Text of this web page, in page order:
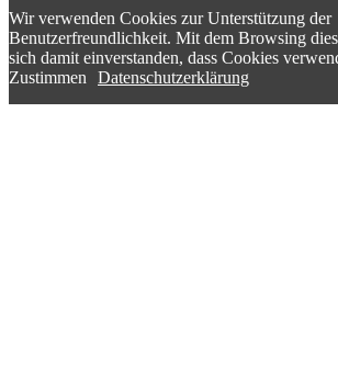
Wir verwenden Cookies zur Unterstützung der
Benutzerfreundlichkeit. Mit dem Browsing
sich damit einverstanden, dass Cookies
Zustimmen
Datenschutzerklärung